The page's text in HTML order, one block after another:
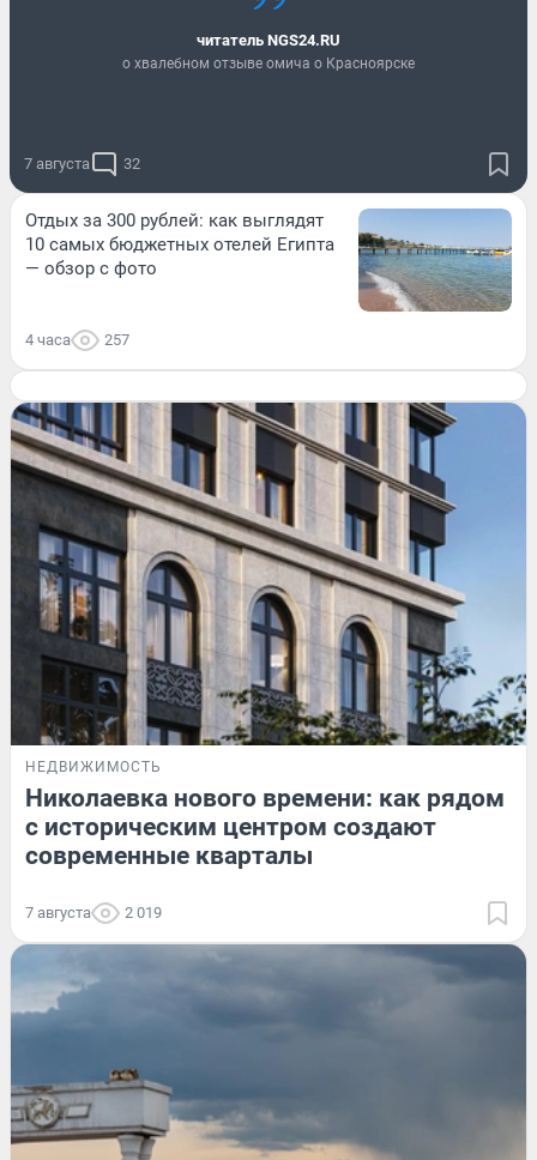
читатель NGS24.RU
о хвалебном отзыве омича о Красноярске
7 августа 32
Отдых за 300 рублей: как выглядят
10 самых бюджетных отелей Египта
— обзор с фото
4 часа 257
НЕДВИЖИМОСТЬ
Николаевка нового времени: как рядом
с историческим центром создают
современные кварталы
7 августа 2 019